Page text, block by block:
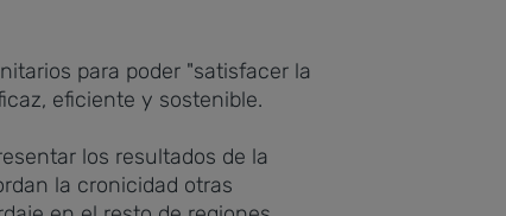
para poder "satisfacer la
eficiente y sostenible.
los resultados de la
la cronicidad otras